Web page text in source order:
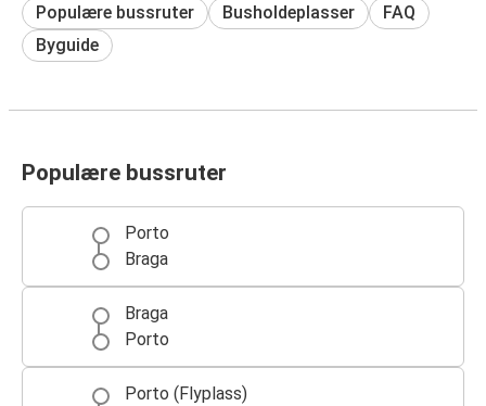
Populære bussruter Busholdeplasser
FAQ
Byguide
Populære bussruter
Porto
Braga
Braga
Porto
Porto (Flyplass)